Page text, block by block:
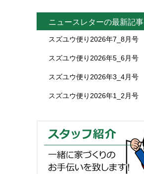
ニュースレターの最新記事
スズユウ便り2026年7_8月号
スズユウ便り2026年5_6月号
スズユウ便り2026年3_4月号
スズユウ便り2026年1_2月号